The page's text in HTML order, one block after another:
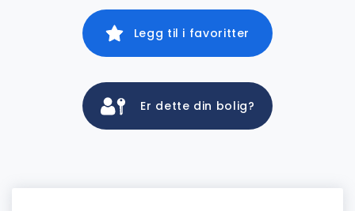
Legg til i favoritter
Er dette din bolig?